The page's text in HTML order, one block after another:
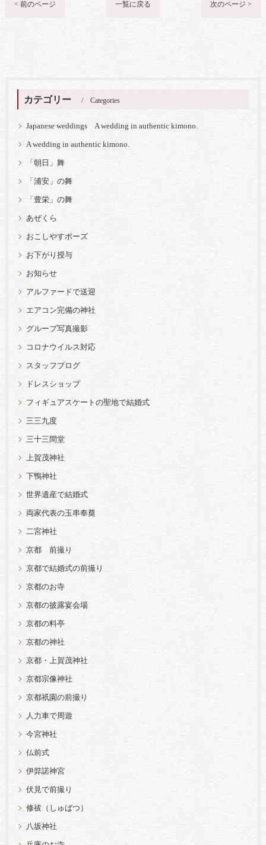
< 前のページ 一覧に戻る 次のページ >
カテゴリー Categories
Japanese weddings A wedding in authentic kimono.
A wedding in authentic kimono.
「朝日」舞
「浦安」の舞
「豊栄」の舞
あぜくら
おこしやすポーズ
お下がり授与
お知らせ
アルファードで送迎
エアコン完備の神社
グループ写真撮影
コロナウイルス対応
スタッフブログ
ドレスショップ
フィギュアスケートの聖地で結婚式
三三九度
三十三間堂
上賀茂神社
下鴨神社
世界遺産で結婚式
両家代表の玉串奉奠
二宮神社
京都 前撮り
京都で結婚式の前撮り
京都のお寺
京都の披露宴会場
京都の料亭
京都の神社
京都・上賀茂神社
京都宗像神社
京都祇園の前撮り
人力車で周遊
今宮神社
仏前式
伊弉諾神宮
伏見で前撮り
修祓（しゅばつ）
八坂神社